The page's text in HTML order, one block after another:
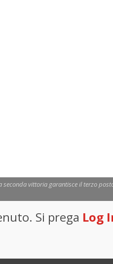
seconda vittoria garantisce il terzo
Si prega Log